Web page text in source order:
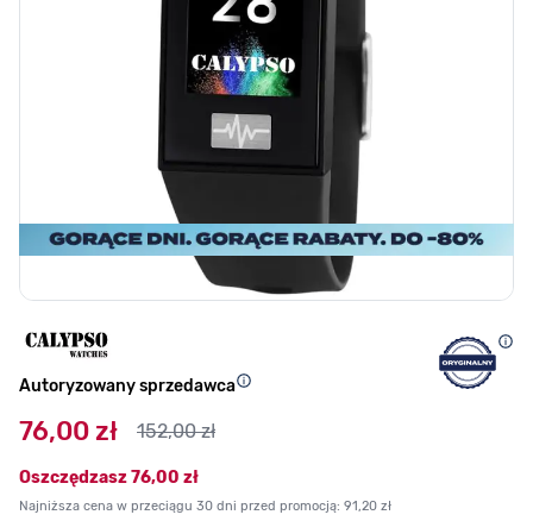
Autoryzowany sprzedawca
76,00 zł 152,00 zł
Oszczędzasz76,00 zł
Najniższa cena w przeciągu 30 dni przed promocją: 91,20 zł